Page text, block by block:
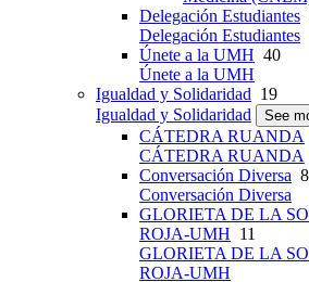
Delegación Estudiantes
Delegación Estudiantes
Únete a la UMH 40
Únete a la UMH
Igualdad y Solidaridad 19
Igualdad y Solidaridad
See
CÁTEDRA RUANDA
CÁTEDRA RUANDA
Conversación Diversa 8
Conversación Diversa
GLORIETA DE LA
ROJA-UMH 11
GLORIETA DE LA
ROJA-UMH